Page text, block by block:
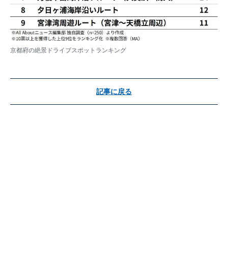
京都府の絶景ドライブスポットランキング
記事に戻る